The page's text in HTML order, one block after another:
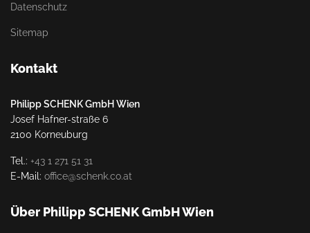
Datenschutz
Sitemap
Kontakt
Philipp SCHENK GmbH Wien
Josef Hafner-straße 6
2100 Korneuburg
Tel.: +43 1 271 51 31
E-Mail: office@schenk.co.at
Über Philipp SCHENK GmbH Wien